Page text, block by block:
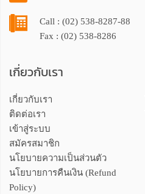
Call : (02) 538-8287-88
Fax : (02) 538-8286
เกี่ยวกับเรา
เกี่ยวกับเรา
ติดต่อเรา
เข้าสู่ระบบ
สมัครสมาชิก
นโยบายความเป็นส่วนตัว
นโยบายการคืนเงิน (Refund
Policy)